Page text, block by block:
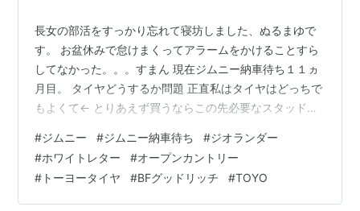
長女の部活をすっかり忘れて寝坊しました、ぬるまゆで
す。 お盆休みで怠けまくってアラームをかけることすら
してなかった。。。すまん 現在ジムニー納車待ち１１ヵ
月目。 タイヤどうするか問題 正直私はタイヤはどっちで
もよくて← とりあえず買うならこの先必要なスタッドレ
ヤにしたいとの要望を受けまして。 ひとまずリフトアッ
プしない予定なので、ノーマル状態のまま履き替えるこ
とができるタイヤサイズを選びます。 ジムニー純正タイ
ヤのサイズは【１７５/８０R１６】 車屋さんとも相談し
#ジムニー #ジムニー納車待ち #ジオランダー
#ホワイトレター #オープンカントリー
# トーヨータイヤ #BFグッドリッチ #TOYO